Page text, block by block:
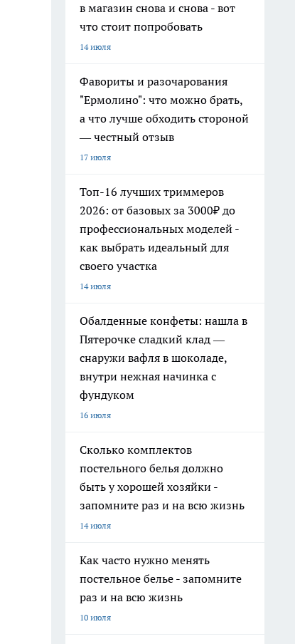
в магазин снова и снова - вот
что стоит попробовать
14 июля
Фавориты и разочарования
"Ермолино": что можно брать,
а что лучше обходить стороной
— честный отзыв
17 июля
Топ-16 лучших триммеров
2026: от базовых за 3000₽ до
профессиональных моделей -
как выбрать идеальный для
своего участка
14 июля
Обалденные конфеты: нашла в
Пятерочке сладкий клад —
снаружи вафля в шоколаде,
внутри нежная начинка с
фундуком
16 июля
Сколько комплектов
постельного белья должно
быть у хорошей хозяйки -
запомните раз и на всю жизнь
14 июля
Как часто нужно менять
постельное белье - запомните
раз и на всю жизнь
10 июля